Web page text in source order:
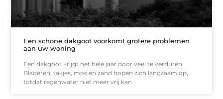
Een schone dakgoot voorkomt grotere problemen
aan uw woning
Een dakgoot krijgt het hele jaar door veel te verduren.
Bladeren, takjes, mos en zand hopen zich langzaam op,
totdat regenwater niet meer vrij kan